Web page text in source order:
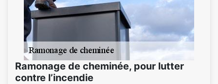
Ramonage de cheminée, pour lutter
contre l’incendie